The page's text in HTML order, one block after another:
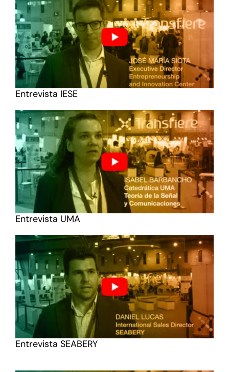
Entrevista IESE
Entrevista UMA
Entrevista SEABERY